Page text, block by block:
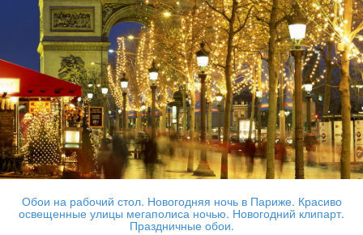
Обои на рабочий стол. Новогодняя ночь в Париже. Красиво
освещенные улицы мегаполиса ночью. Новогодний клипарт.
Праздничные обои.